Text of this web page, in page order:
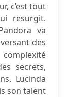
c’est tout
resurgit.
va
des
secrets,
Lucinda
son talent